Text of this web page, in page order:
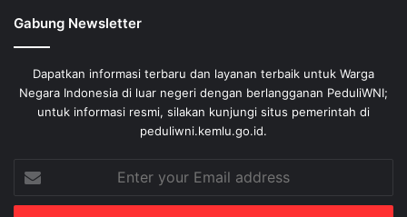
Gabung Newsletter
Dapatkan informasi terbaru dan layanan terbaik untuk Warga
Negara Indonesia di luar negeri dengan berlangganan PeduliWNI;
untuk informasi resmi, silakan kunjungi situs pemerintah di
peduliwni.kemlu.go.id.
your
Email